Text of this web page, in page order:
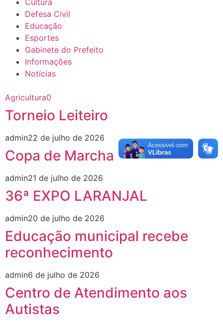
Cultura
Defesa Civil
Educação
Esportes
Gabinete do Prefeito
Informações
Notícias
Agricultura0
Torneio Leiteiro
admin22 de julho de 2026
Copa de Marcha
admin21 de julho de 2026
36ª EXPO LARANJAL
admin20 de julho de 2026
Educação municipal recebe
reconhecimento
admin6 de julho de 2026
Centro de Atendimento aos
Autistas